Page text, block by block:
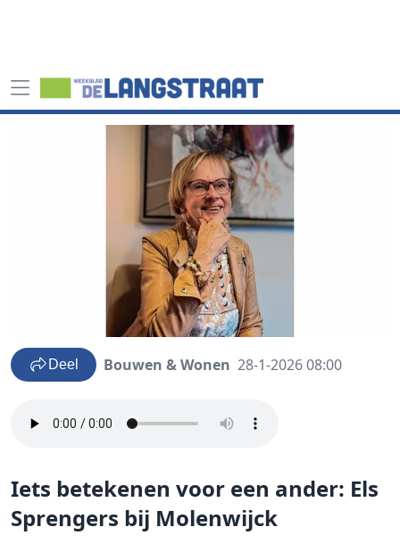
Deel Bouwen & Wonen 28-1-2026 08:00
Iets betekenen voor een ander: Els
Sprengers bij Molenwijck